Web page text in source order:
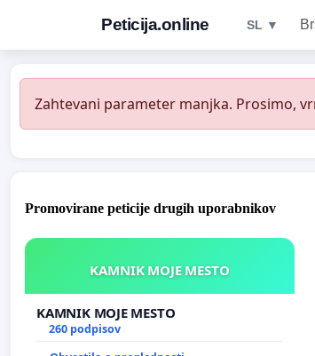
Peticija.online SL ▼
Zahtevani parameter manjka. Prosimo,
Promovirane peticije drugih uporabnikov
KAMNIK MOJE MESTO
KAMNIK MOJE MESTO
260 podpisov